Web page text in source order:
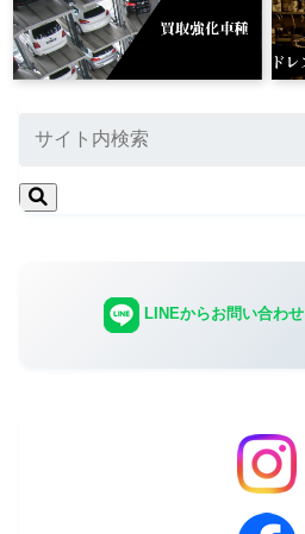
LINEからお問い合わせ